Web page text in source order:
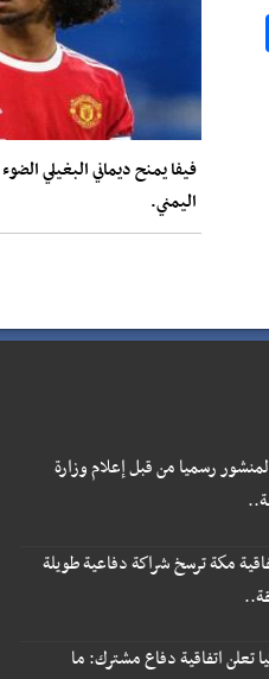
فيفا يمنح ديماني البغيلي
اليمني.
رسميا من قبل إعلام وزارة
مكة ترسخ شراكة دفاعية طويلة
تعلن اتفاقية دفاع مشترك: ما